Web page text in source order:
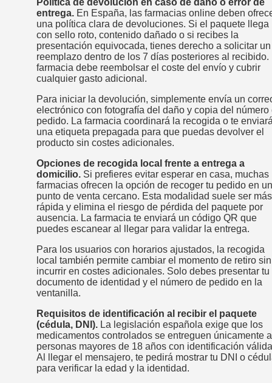
Política de devolución en caso de daño o error de
entrega. En España, las farmacias online deben
una política clara de devoluciones. Si el paquete llega
con sello roto, contenido dañado o si recibes la
presentación equivocada, tienes derecho a solicitar un
reemplazo dentro de los 7 días posteriores al recibido.
farmacia debe reembolsar el coste del envío y cubrir
cualquier gasto adicional.
Para iniciar la devolución, simplemente envía un
electrónico con fotografía del daño y copia del número
pedido. La farmacia coordinará la recogida o te
una etiqueta prepagada para que puedas devolver el
producto sin costes adicionales.
Opciones de recogida local frente a entrega a
domicilio. Si prefieres evitar esperar en casa, muchas
farmacias ofrecen la opción de recoger tu pedido en un
punto de venta cercano. Esta modalidad suele ser más
rápida y elimina el riesgo de pérdida del paquete por
ausencia. La farmacia te enviará un código QR que
puedes escanear al llegar para validar la entrega.
Para los usuarios con horarios ajustados, la recogida
local también permite cambiar el momento de retiro sin
incurrir en costes adicionales. Solo debes presentar tu
documento de identidad y el número de pedido en la
ventanilla.
Requisitos de identificación al recibir el paquete
(cédula, DNI). La legislación española exige que los
medicamentos controlados se entreguen únicamente a
personas mayores de 18 años con identificación
Al llegar el mensajero, te pedirá mostrar tu DNI o
para verificar la edad y la identidad.